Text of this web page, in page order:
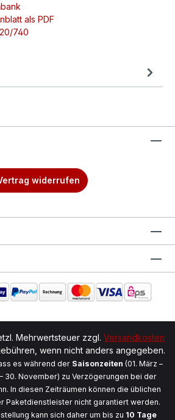
als PDF
740
widerrufen
Mehrwertsteuer zzgl. Versandkosten
wenn nicht anders angegeben.
es während der Saisonzeiten (01. März –
30. November) zu Verzögerungen bei der
In diesen Zeiträumen können die üblichen
Paketdienstleister nicht garantiert werden.
kann sich daher um bis zu 10 Tage